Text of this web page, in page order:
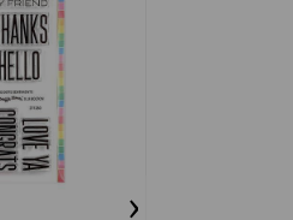
›